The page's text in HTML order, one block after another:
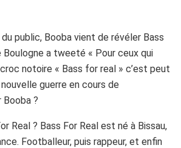
public, Booba vient de révéler Bass
Boulogne a tweeté « Pour ceux qui
notoire « Bass for real » c’est peut
guerre en cours de
?
Real ? Bass For Real est né à Bissau,
Footballeur, puis rappeur, et enfin